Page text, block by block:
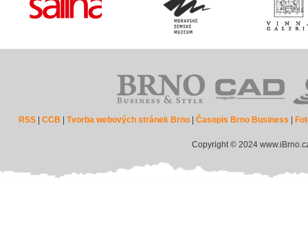
RSS |CCB |Tvorba webových stránek Brno |Časopis Brno Business
Copyright © 2024